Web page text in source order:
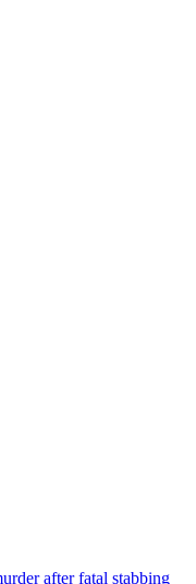
after fatal stabbing